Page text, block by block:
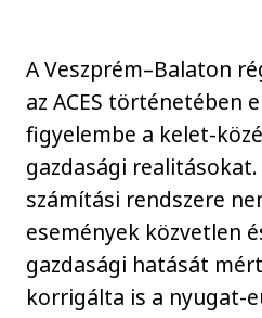
A Veszprém–Balaton
az ACES történetében
figyelembe a kelet-
gazdasági realitásokat.
számítási rendszere
események közvetlen
gazdasági hatását
korrigálta is a nyugat-